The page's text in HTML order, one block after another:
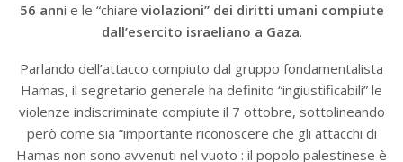
56 anni e le “chiare violazioni” dei diritti umani compiute
dall’esercito israeliano a Gaza.
Parlando dell’attacco compiuto dal gruppo fondamentalista
Hamas, il segretario generale ha definito “ingiustificabili” le
violenze indiscriminate compiute il 7 ottobre, sottolineando
però come sia “importante riconoscere che gli attacchi di
Hamas non sono avvenuti nel vuoto : il popolo palestinese è